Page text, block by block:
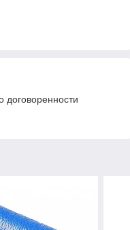
договоренности